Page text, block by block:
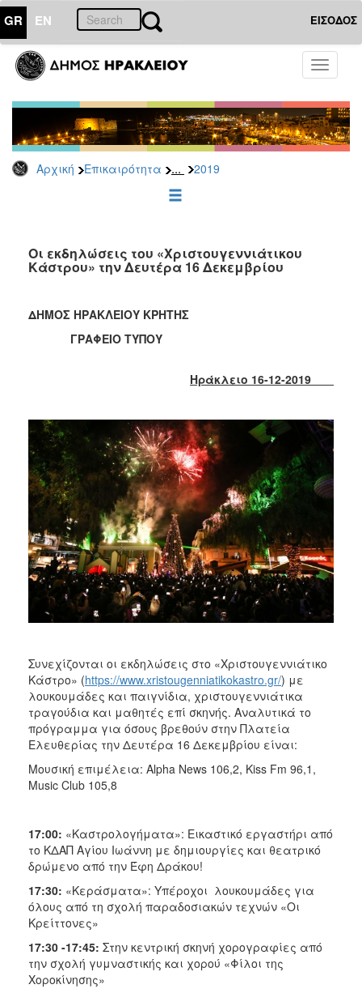
GR EN ΕΙΣΟΔΟΣ
Toggle
Αρχική Επικαιρότητα ... 2019
ΕΠΙΚΑΙΡΟΤΗΤΑ
Τύπου
Αρχείο
2026
2025
2022
2021
2019
2018
2015
2013
2012
2011
2010
2006
ΔΗΜΟΤΗΣ
ΕΠΙΣΚΕΠΤΗΣ
ΗΡΑΚΛΕΙΟ
Οι εκδηλώσεις του «Χριστουγεννιάτικου
Κάστρου» την Δευτέρα 16 Δεκεμβρίου
ΔΗΜΟΣ ΗΡΑΚΛΕΙΟΥ ΚΡΗΤΗΣ
ΓΡΑΦΕΙΟ ΤΥΠΟΥ
Ηράκλειο 16-12-2019
Συνεχίζονται οι εκδηλώσεις στο «Χριστουγεννιάτικο
Κάστρο» (https://www.xristougenniatikokastro.gr/) με
λουκουμάδες και παιγνίδια, χριστουγεννιάτικα
τραγούδια και μαθητές επί σκηνής. Αναλυτικά το
πρόγραμμα για όσους βρεθούν στην Πλατεία
Ελευθερίας την Δευτέρα 16 Δεκεμβρίου είναι:
Μουσική επιμέλεια: Alpha Νews 106,2, Κiss Fm 96,1,
Music Club 105,8
17:00: «Καστρολογήματα»: Εικαστικό εργαστήρι από
το ΚΔΑΠ Αγίου Ιωάννη με δημιουργίες και θεατρικό
δρώμενο από την Έφη Δράκου!
17:30: «Κεράσματα»: Υπέροχοι λουκουμάδες για
όλους από τη σχολή παραδοσιακών τεχνών «Οι
Κρείττονες»
17:30 -17:45: Στην κεντρική σκηνή χορογραφίες από
την σχολή γυμναστικής και χορού «Φίλοι της
Χοροκίνησης»